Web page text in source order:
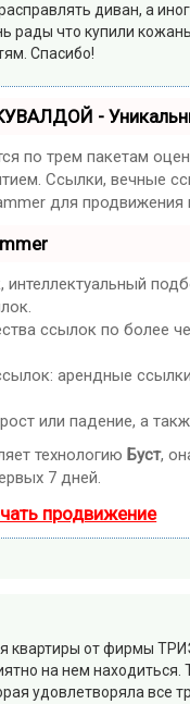
диван, а
рады что купили
Спасибо!
-
по трем пакетам
Ссылки, вечные
для продвижения
ссылок по более
арендные
или падение, а
технологиюБуст,
7 дней.
продвижение
квартиры от фирмы
на нем
удовлетворяла все